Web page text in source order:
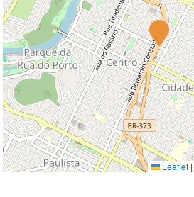
Leaflet |